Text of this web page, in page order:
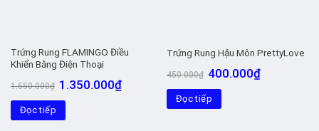
Trứng Rung FLAMINGO Điều
Khiển Bằng Điện Thoại
1.550.000₫ Giá
gốc
là:
1.350.000₫Giá
Đọc tiếp
Trứng Rung Hậu Môn PrettyLove
450.000₫ Giá
gốc
là:
450.000₫.
400.000₫Giá
Đọc tiếp